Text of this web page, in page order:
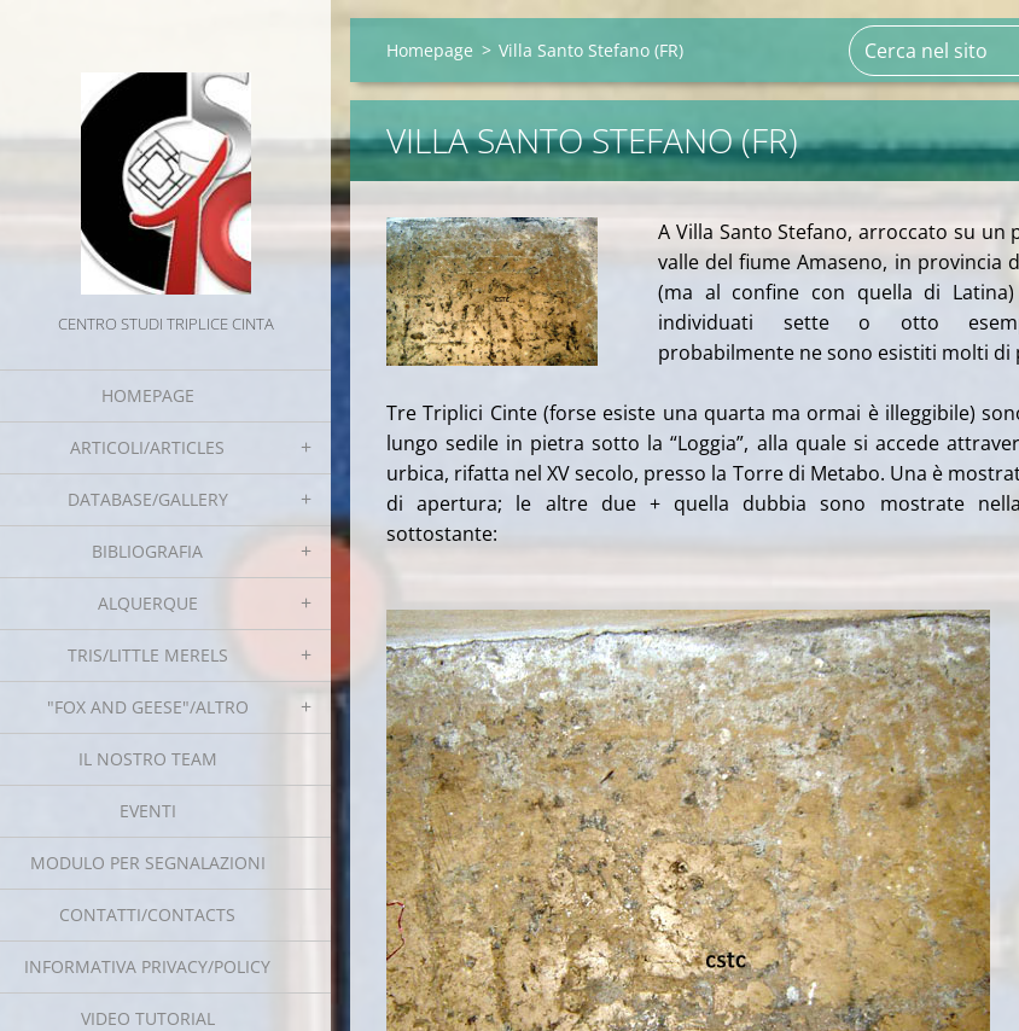
CENTRO STUDI TRIPLICE CINTA
HOMEPAGE
ARTICOLI/ARTICLES
DATABASE/GALLERY
BIBLIOGRAFIA
ALQUERQUE
TRIS/LITTLE MERELS
"FOX AND GEESE"/ALTRO
IL NOSTRO TEAM
EVENTI
MODULO PER SEGNALAZIONI
CONTATTI/CONTACTS
INFORMATIVA PRIVACY/POLICY
VIDEO TUTORIAL
Homepage > Villa Santo Stefano (FR)
VILLA SANTO STEFANO (FR)
A Villa Santo Stefano, arroccato su un
valle del fiume Amaseno, in provincia
(ma al confine con quella di
individuati sette o otto
probabilmente ne sono esistiti molti di
Tre Triplici Cinte (forse esiste una quarta ma ormai è illeggibile)
lungo sedile in pietra sotto la “Loggia”, alla quale si accede
urbica, rifatta nel XV secolo, presso la Torre di Metabo. Una è
di apertura; le altre due + quella dubbia sono mostrate
sottostante: